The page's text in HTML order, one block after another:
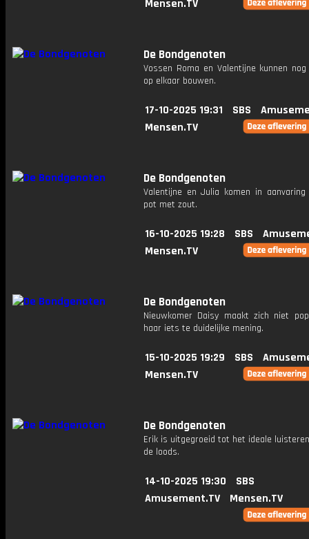
Mensen.TV
De Bondgenoten
Vossen Roma en Valentijne kunnen
op elkaar bouwen.
17-10-2025 19:31 SBS
Mensen.TV
De Bondgenoten
Valentijne en Julia komen in
pot met zout.
16-10-2025 19:28 SBS
Mensen.TV
De Bondgenoten
Nieuwkomer Daisy maakt zich niet
haar iets te duidelijke mening.
15-10-2025 19:29 SBS
Mensen.TV
De Bondgenoten
Erik is uitgegroeid tot het ideale
de loods.
14-10-2025 19:30
SBS
Amusement.TV
Mensen.TV